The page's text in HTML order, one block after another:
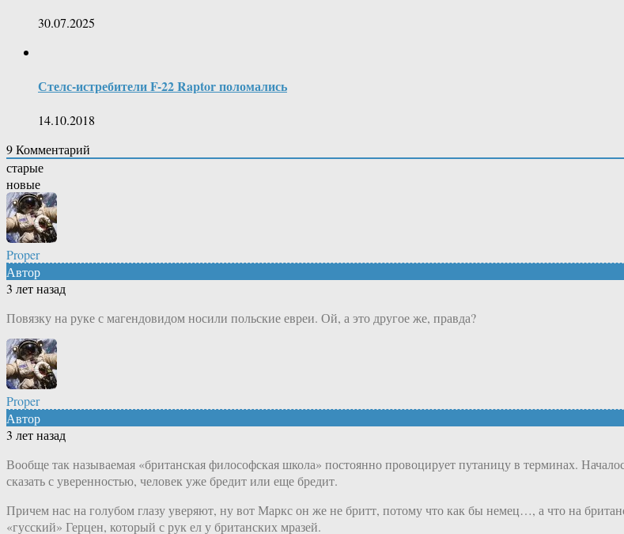
30.07.2025
Стелс-истребители F-22 Raptor поломались
14.10.2018
9Комментарий
старые
новые
Proper
Автор
3 лет назад
Повязку на руке с магендовидом носили польские евреи. Ой, а это другое же, правда?
Proper
Автор
3 лет назад
Вообще так называемая «британская философская школа» постоянно провоцирует путаницу в терминах.
сказать с уверенностью, человек уже бредит или еще бредит.
Причем нас на голубом глазу уверяют, ну вот Маркс он же не бритт, потому что как бы немец…, а что на
«гусский» Герцен, который с рук ел у британских мразей.